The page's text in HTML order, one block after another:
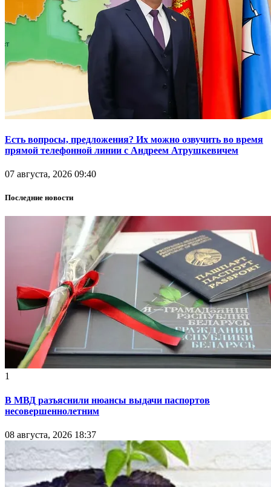
Есть вопросы, предложения? Их можно озвучить во время
прямой телефонной линии с Андреем Атрушкевичем
07 августа, 2026 09:40
Последние новости
1
В МВД разъяснили нюансы выдачи паспортов
несовершеннолетним
08 августа, 2026 18:37